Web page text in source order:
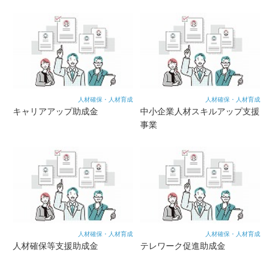
人材確保・人材育成
キャリアアップ助成金
人材確保・人材育成
中小企業人材スキルアップ支援
事業
人材確保・人材育成
人材確保等支援助成金
人材確保・人材育成
テレワーク促進助成金